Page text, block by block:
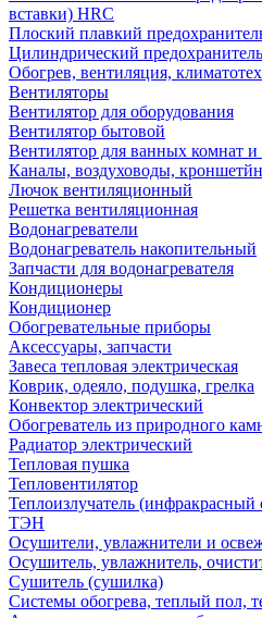
вставки) HRC
Плоский плавкий
Цилиндрический предохранитель
Обогрев, вентиляция,
Вентиляторы
Вентилятор для оборудования
Вентилятор бытовой
Вентилятор для ванных комнат и
Каналы, воздуховоды,
Лючок вентиляционный
Решетка вентиляционная
Водонагреватели
Водонагреватель накопительный
Запчасти для водонагревателя
Кондиционеры
Кондиционер
Обогревательные приборы
Аксессуары, запчасти
Завеса тепловая электрическая
Коврик, одеяло, подушка, грелка
Конвектор электрический
Обогреватель из природного
Радиатор электрический
Тепловая пушка
Тепловентилятор
Теплоизлучатель (инфракрасный
ТЭН
Осушители, увлажнители и
Осушитель, увлажнитель,
Сушитель (сушилка)
Системы обогрева, теплый пол,